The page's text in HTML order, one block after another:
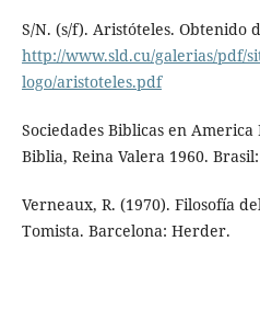
S/N. (s/f). Aristóteles. Obtenido
http://www.sld.cu/galerias/pdf/
logo/aristoteles.pdf
Sociedades Biblicas en
Biblia, Reina Valera 1960.
Verneaux, R. (1970). Filosofía
Tomista. Barcelona: Herder.